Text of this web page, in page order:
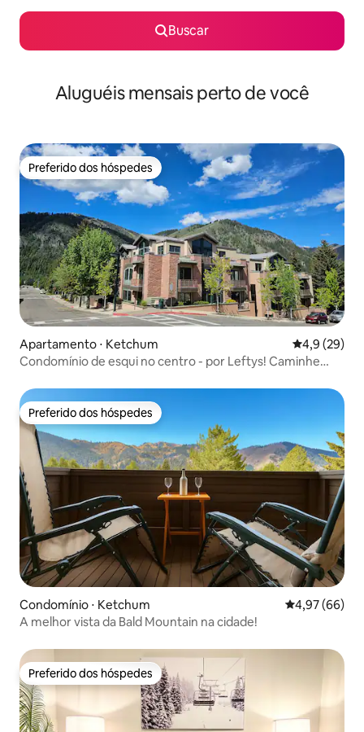
Buscar
Aluguéis mensais perto de você
Preferido dos hóspedes
Preferido dos hóspedes
Apartamento ⋅ Ketchum 4,9 de uma
4,9 (29)
Condomínio de esqui no centro - por Leftys! Caminhe
Preferido dos hóspedes
Preferido dos hóspedes
Condomínio ⋅ Ketchum 4,97 de uma
4,97 (66)
A melhor vista da Bald Mountain na cidade!
Preferido dos hóspedes
Preferido dos hóspedes